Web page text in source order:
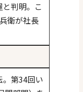
判明。こ
衛が社長
第34回い